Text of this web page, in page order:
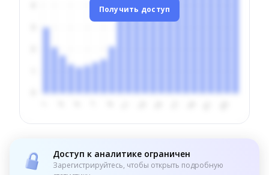
Получить доступ
Доступ к аналитике ограничен
Зарегистрируйтесь, чтобы открыть подробную